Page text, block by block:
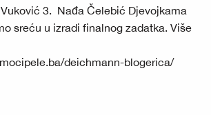
3. Nađa Čelebić Djevojkama
sreću u izradi finalnog zadatka. Više
deichmann-blogerica/